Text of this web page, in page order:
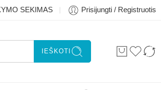
SEKIMAS Prisijungti / Registruotis
IEŠKOTI